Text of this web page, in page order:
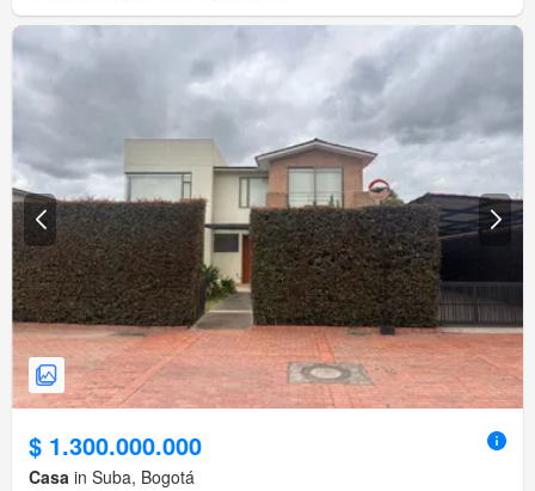
$ 1.300.000.000
Casa in Suba, Bogotá